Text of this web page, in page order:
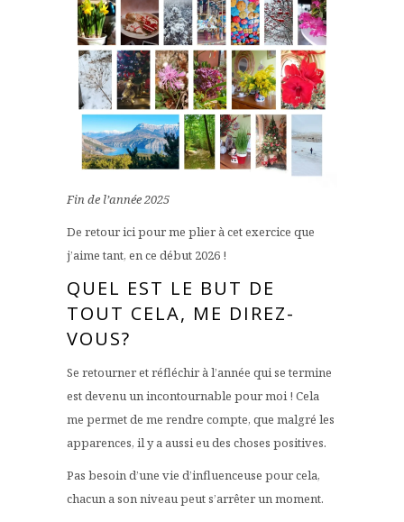
Fin de l’année 2025
De retour ici pour me plier à cet exercice que
j’aime tant, en ce début 2026 !
QUEL EST LE BUT DE
TOUT CELA, ME DIREZ-
VOUS?
Se retourner et réfléchir à l’année qui se termine
est devenu un incontournable pour moi ! Cela
me permet de me rendre compte, que malgré les
apparences, il y a aussi eu des choses positives.
Pas besoin d’une vie d’influenceuse pour cela,
chacun a son niveau peut s’arrêter un moment.